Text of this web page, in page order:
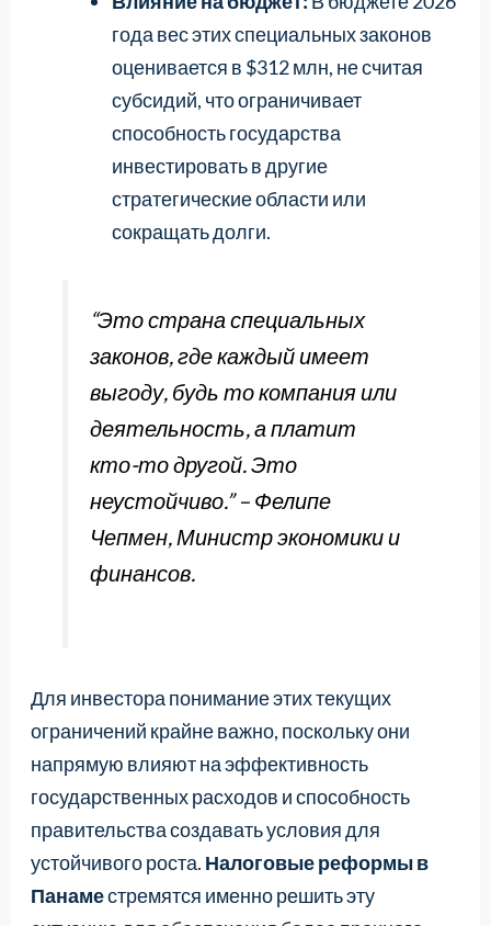
года вес этих специальных законов
оценивается в $312 млн, не считая
субсидий, что ограничивает
способность государства
инвестировать в другие
стратегические области или
сокращать долги.
“Это страна специальных
законов, где каждый имеет
выгоду, будь то компания или
деятельность, а платит
кто-то другой. Это
неустойчиво.” – Фелипе
Чепмен, Министр экономики и
финансов.
Для инвестора понимание этих текущих
ограничений крайне важно, поскольку они
напрямую влияют на эффективность
государственных расходов и способность
правительства создавать условия для
устойчивого роста. Налоговые реформы в
Панаместремятся именно решить эту